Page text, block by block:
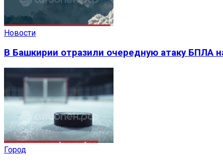
Новости
В Башкирии отразили очередную атаку БПЛА
Город